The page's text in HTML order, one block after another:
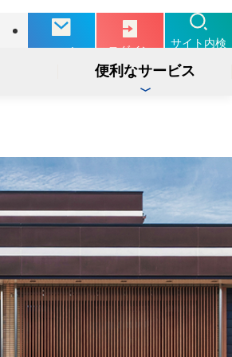
お問い合せ ログイン
サービス
でんさい
サイト内検
便利なサービス